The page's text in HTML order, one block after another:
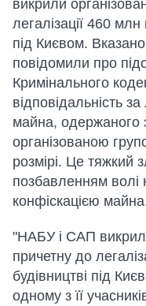
викрили
легалізації 460 млн
під Києвом.
повідомили про
Кримінального
відповідальність
майна, одержаного
організованою
розмірі. Це тяжкий
позбавленням волі
конфіскацією
"НАБУ і САП
причетну до
будівництві під
одному з її